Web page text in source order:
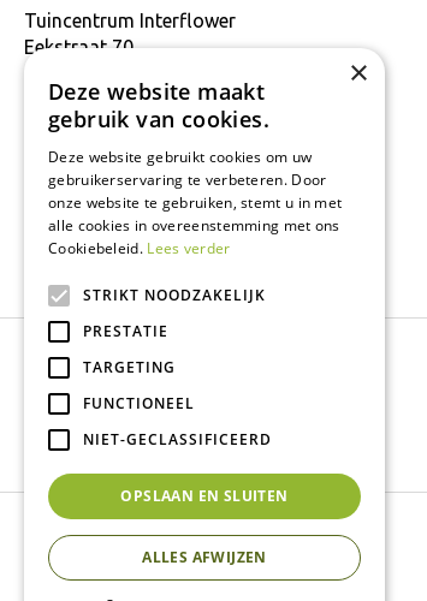
Tuincentrum Interflower
Eekstraat 70
+32 934 806 03
info@interflower.be
Tuincentrum
Dierenwinkel
Tuinplanten
Cafetaria
×
Deze website maakt
gebruik van cookies.
Deze website gebruikt cookies om uw
gebruikerservaring te verbeteren. Door
onze website te gebruiken, stemt u in met
alle cookies in overeenstemming met ons
Cookiebeleid. Lees verder
STRIKT NOODZAKELIJK
PRESTATIE
TARGETING
FUNCTIONEEL
NIET-GECLASSIFICEERD
OPSLAAN EN SLUITEN
ALLES AFWIJZEN